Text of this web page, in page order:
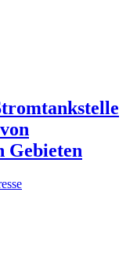
Gebieten